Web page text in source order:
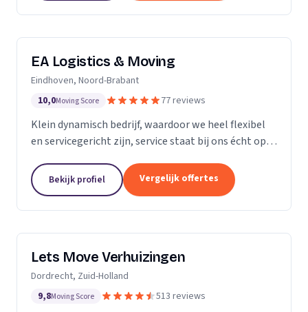
EA Logistics & Moving
Eindhoven, Noord-Brabant
10,0Moving Score 77 reviews
Klein dynamisch bedrijf, waardoor we heel flexibel
en servicegericht zijn, service staat bij ons écht op
Bekijk profiel Vergelijk offertes
Lets Move Verhuizingen
Dordrecht, Zuid-Holland
9,8Moving Score 513 reviews